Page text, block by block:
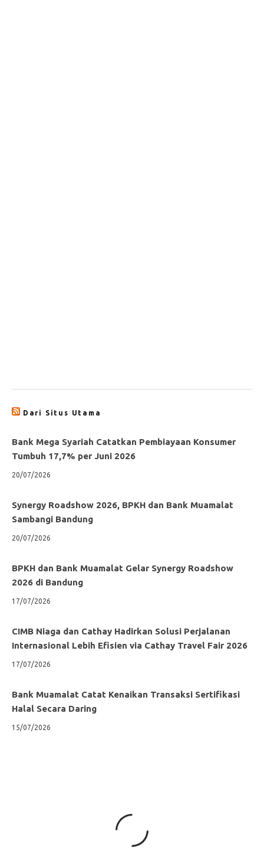
Dari Situs Utama
Bank Mega Syariah Catatkan Pembiayaan Konsumer
Tumbuh 17,7% per Juni 2026
20/07/2026
Synergy Roadshow 2026, BPKH dan Bank Muamalat
Sambangi Bandung
20/07/2026
BPKH dan Bank Muamalat Gelar Synergy Roadshow
2026 di Bandung
17/07/2026
CIMB Niaga dan Cathay Hadirkan Solusi Perjalanan
Internasional Lebih Efisien via Cathay Travel Fair 2026
17/07/2026
Bank Muamalat Catat Kenaikan Transaksi Sertifikasi
Halal Secara Daring
15/07/2026